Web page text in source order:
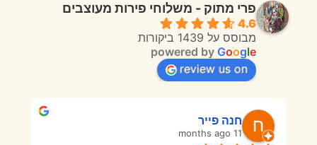
פרי מתוק - משלוחי פירות מעוצבים
4.6
מבוסס על 1439 ביקורות
powered byGoogle
review us on
חנה פייר
11 months ago